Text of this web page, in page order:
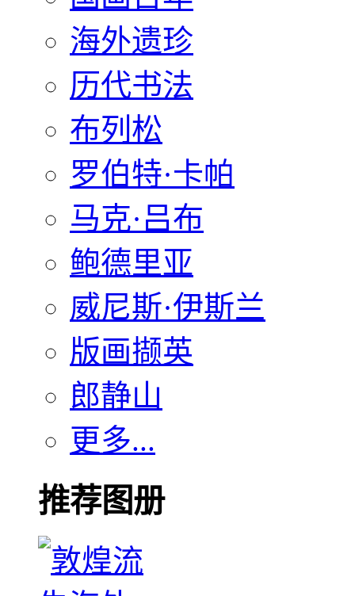
海外遗珍
历代书法
布列松
罗伯特·卡帕
马克·吕布
鲍德里亚
威尼斯·伊斯兰
版画撷英
郎静山
更多...
推荐图册